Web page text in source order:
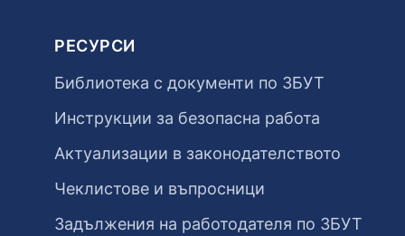
РЕСУРСИ
Библиотека с документи по ЗБУТ
Инструкции за безопасна работа
Актуализации в законодателството
Чеклистове и въпросници
Задължения на работодателя по ЗБУТ